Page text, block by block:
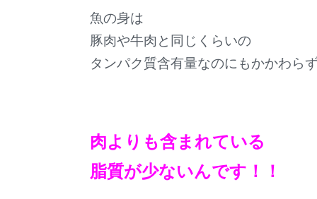
魚の身は
豚肉や牛肉と同じくらいの
タンパク質含有量なのにもかかわら
肉よりも含まれている
脂質が少ないんです！！